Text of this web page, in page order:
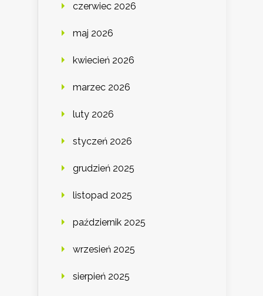
czerwiec 2026
maj 2026
kwiecień 2026
marzec 2026
luty 2026
styczeń 2026
grudzień 2025
listopad 2025
październik 2025
wrzesień 2025
sierpień 2025